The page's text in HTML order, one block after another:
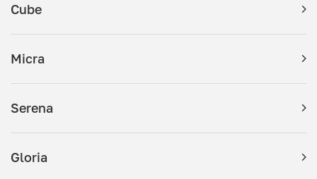
Cube
Micra
Serena
Gloria